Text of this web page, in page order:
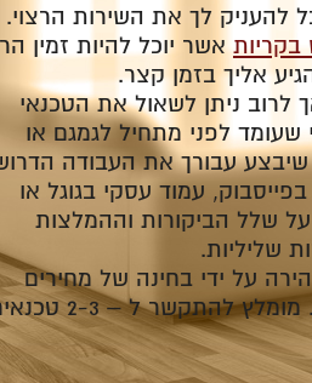
להעניק לך את השירות הרצוי.
בקריותאשר יוכל להיות זמין
אליך בזמן קצר.
לרוב ניתן לשאול את הטכנאי
לפני מתחיל לגמגם או
עבורך את העבודה
עמוד עסקי בגוגל או
שלל הביקורות וההמלצות
שליליות.
על ידי בחינה של מחירים
ממוצעים לשירותים נפוצים (החלפת פלאנג', התקנת דוד שמש וכדומה). מומלץ